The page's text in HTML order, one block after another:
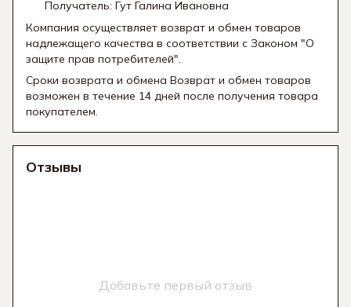
Получатель: Гут Галина Ивановна
Компания осуществляет возврат и обмен товаров
надлежащего качества в соответствии с Законом "О
защите прав потребителей".
Сроки возврата и обмена Возврат и обмен товаров
возможен в течение 14 дней после получения товара
покупателем.
Отзывы
Добавьте первый отзыв